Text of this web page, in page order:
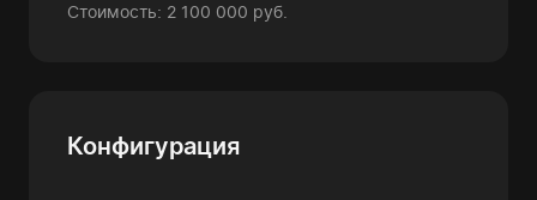
Стоимость: 2 100 000 руб.
Конфигурация